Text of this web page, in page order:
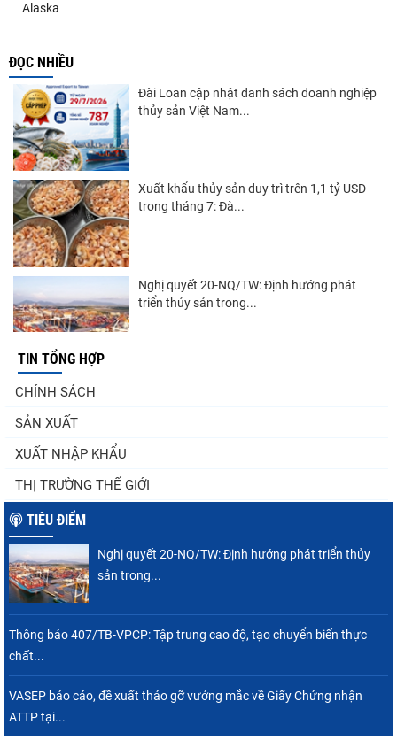
Alaska
ĐỌC NHIỀU
Đài Loan cập nhật danh sách doanh nghiệp
thủy sản Việt Nam...
Xuất khẩu thủy sản duy trì trên 1,1 tỷ USD
trong tháng 7: Đà...
Nghị quyết 20-NQ/TW: Định hướng phát
triển thủy sản trong...
Thuế Mục 301 và bài toán thích ứng của
tôm Việt tại thị...
Xuất khẩu cá tra sang CPTPP: Mở rộng cơ
tăng nhẹ, áp lực mới...
TIN TỔNG HỢP
CHÍNH SÁCH
SẢN XUẤT
XUẤT NHẬP KHẨU
THỊ TRƯỜNG THẾ GIỚI
TIÊU ĐIỂM
Nghị quyết 20-NQ/TW: Định hướng phát triển thủy
sản trong...
Thông báo 407/TB-VPCP: Tập trung cao độ, tạo chuyển biến thực
chất...
VASEP báo cáo, đề xuất tháo gỡ vướng mắc về Giấy Chứng nhận
ATTP tại...